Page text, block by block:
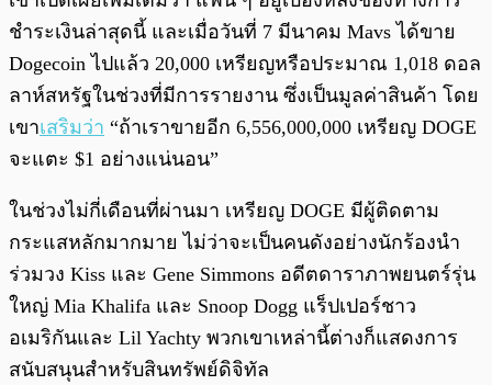
ชำระเงินล่าสุดนี้ และเมื่อวันที่ 7 มีนาคม Mavs ได้ขาย
Dogecoin ไปแล้ว 20,000 เหรียญหรือประมาณ 1,018 ดอล
ลาห์สหรัฐในช่วงที่มีการรายงาน ซึ่งเป็นมูลค่าสินค้า โดย
เขาเสริมว่า “ถ้าเราขายอีก 6,556,000,000 เหรียญ DOGE
จะแตะ $1 อย่างแน่นอน”
ในช่วงไม่กี่เดือนที่ผ่านมา เหรียญ DOGE มีผู้ติดตาม
กระแสหลักมากมาย ไม่ว่าจะเป็นคนดังอย่างนักร้องนำ
ร่วมวง Kiss และ Gene Simmons อดีตดาราภาพยนตร์รุ่น
ใหญ่ Mia Khalifa และ Snoop Dogg แร็ปเปอร์ชาว
อเมริกันและ Lil Yachty พวกเขาเหล่านี้ต่างก็แสดงการ
สนับสนุนสำหรับสินทรัพย์ดิจิทัล